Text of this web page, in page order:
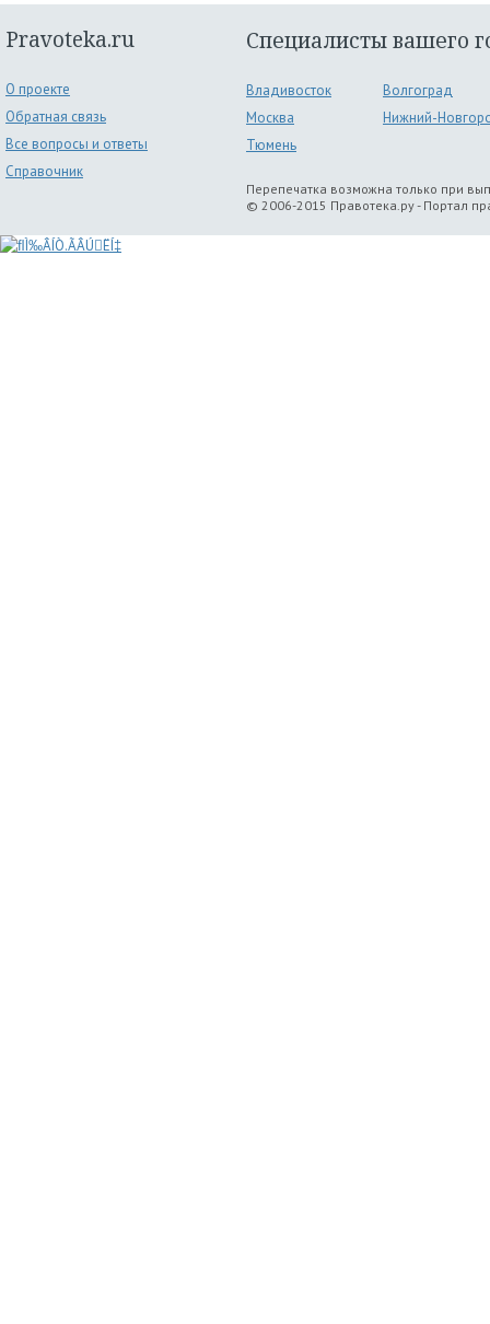
Pravoteka.ru
О проекте
Обратная связь
Все вопросы и ответы
Справочник
Специалисты вашего
Владивосток
Волгоград
Москва
Нижний-
Тюмень
Перепечатка возможна только при
© 2006-2015 Правотека.ру - Портал